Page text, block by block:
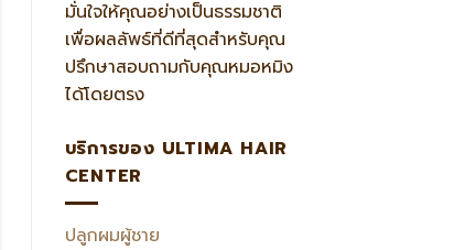
มั่นใจให้คุณอย่างเป็นธรรมชาติ
เพื่อผลลัพธ์ที่ดีที่สุดสำหรับคุณ
ปรึกษาสอบถามกับคุณหมอหมิง
ได้โดยตรง
บริการของ ULTIMA HAIR
CENTER
ปลูกผมผู้ชาย